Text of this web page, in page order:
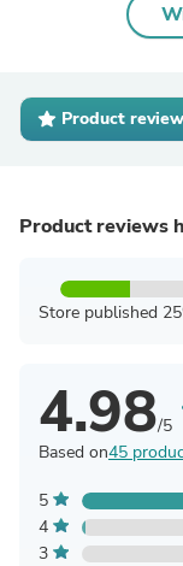
Product
Product reviews
Store published
4.98/5
Based on45
5
4
3